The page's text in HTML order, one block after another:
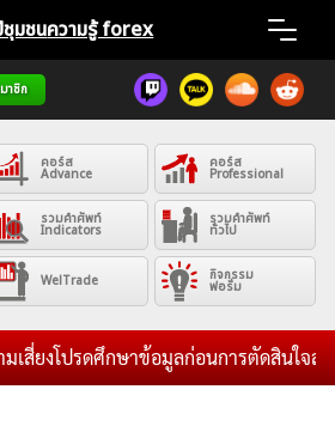
มชนความรู้ forex
าชิก
คอร์ส
Advance
คอร์ส
Professional
รวมคำศัพท์
Indicators
รวมคำศัพท์
ทั่วไป
WelTrade กิจกรรม
ฟอรั่ม
เสี่ยงโปรดศึกษาข้อมูลก่อนการตัดสินใจล